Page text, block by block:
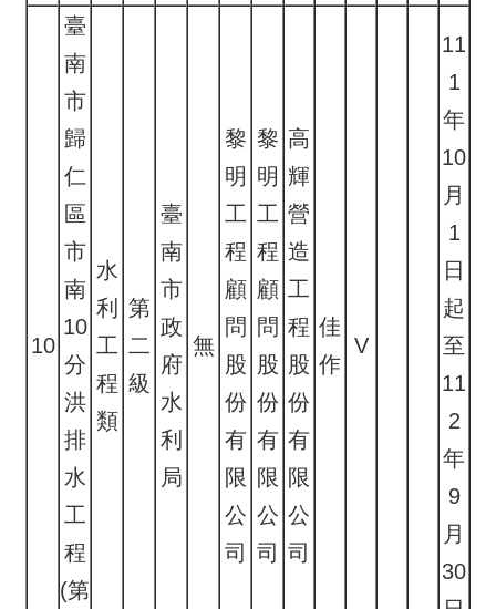
10
臺
南
市
歸
仁
區
市
南
10
分
洪
排
水
工
程
(第
水
利
工
程
類
第
二
級
臺
南
市
政
府
水
利
局
無
黎
明
工
程
顧
問
股
份
有
限
公
司
黎
明
工
程
顧
問
股
份
有
限
公
司
高
輝
營
造
工
程
股
份
有
限
公
司
佳
作
V
11
1
年
10
月
1
日
起
至
11
2
年
9
月
30